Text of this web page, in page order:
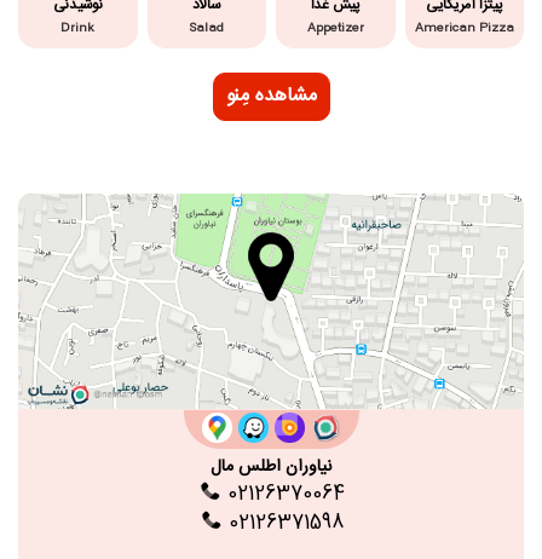
پیتزا آمریکایی
American Pizza
پیش غذا
Appetizer
سالاد
Salad
نوشیدنی
Drink
مشاهده مِنو
نیاوران اطلس مال
02126370064
02126371598